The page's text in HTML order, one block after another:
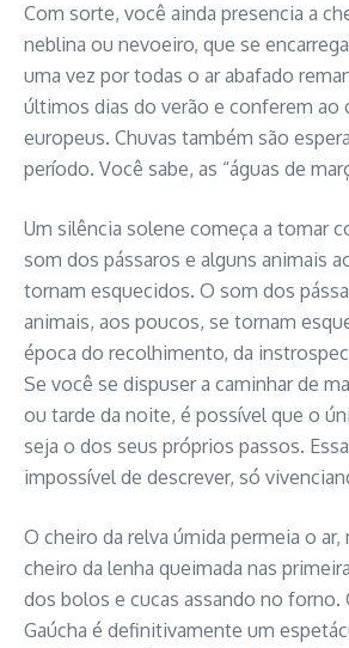
Com sorte, você ainda presencia a
neblina ou nevoeiro, que se
uma vez por todas o ar abafado
últimos dias do verão e conferem ao
europeus. Chuvas também são
período. Você sabe, as “águas de
Um silência solene começa a tomar
som dos pássaros e alguns animais
tornam esquecidos. O som dos
animais, aos poucos, se tornam
época do recolhimento, da
Se você se dispuser a caminhar de
ou tarde da noite, é possível que o
seja o dos seus próprios passos.
impossível de descrever, só
O cheiro da relva úmida permeia o
cheiro da lenha queimada nas
dos bolos e cucas assando no forno.
Gaúcha é definitivamente um